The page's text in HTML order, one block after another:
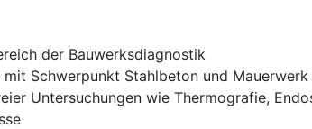
der Bauwerksdiagnostik
Schwerpunkt Stahlbeton und Mauerwerk
Untersuchungen wie Thermografie,